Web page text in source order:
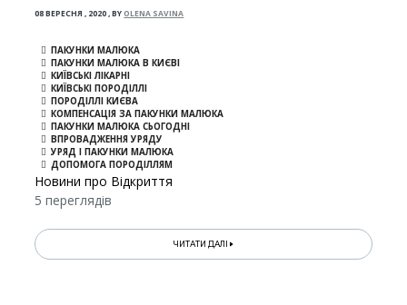
08 ВЕРЕСНЯ , 2020,BYOLENA SAVINA
ПАКУНКИ МАЛЮКА
ПАКУНКИ МАЛЮКА В КИЄВІ
КИЇВСЬКІ ЛІКАРНІ
КИЇВСЬКІ ПОРОДІЛЛІ
ПОРОДІЛЛІ КИЄВА
КОМПЕНСАЦІЯ ЗА ПАКУНКИ МАЛЮКА
ПАКУНКИ МАЛЮКА СЬОГОДНІ
ВПРОВАДЖЕННЯ УРЯДУ
УРЯД І ПАКУНКИ МАЛЮКА
ДОПОМОГА ПОРОДІЛЛЯМ
Новини про Відкриття
5 переглядів
ЧИТАТИ ДАЛІ